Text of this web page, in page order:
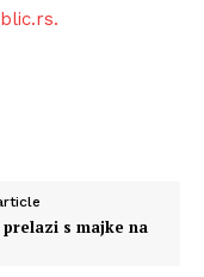
prelazi s majke na